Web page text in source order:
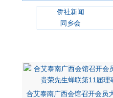
侨社新闻
同乡会
合艾泰南广西会馆召开会员